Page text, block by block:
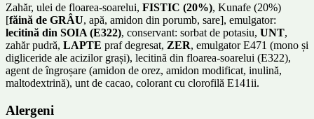
Zahăr, ulei de floarea-soarelui, FISTIC (20%), Kunafe (20%)
[făină de GRÂU, apă, amidon din porumb, sare], emulgator:
lecitină din SOIA (E322), conservant: sorbat de potasiu, UNT,
zahăr pudră, LAPTE praf degresat, ZER, emulgator E471 (mono și
digliceride ale acizilor grași), lecitină din floarea-soarelui (E322),
agent de îngroșare (amidon de orez, amidon modificat, inulină,
maltodextrină), unt de cacao, colorant cu clorofilă E141ii.
Alergeni